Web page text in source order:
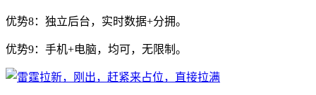
优势8：独立后台，实时数据+分拥。
优势9：手机+电脑，均可，无限制。